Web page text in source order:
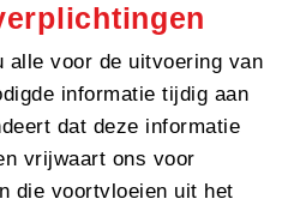
alle voor de uitvoering van
informatie tijdig aan
dat deze informatie
vrijwaart ons voor
die voortvloeien uit het